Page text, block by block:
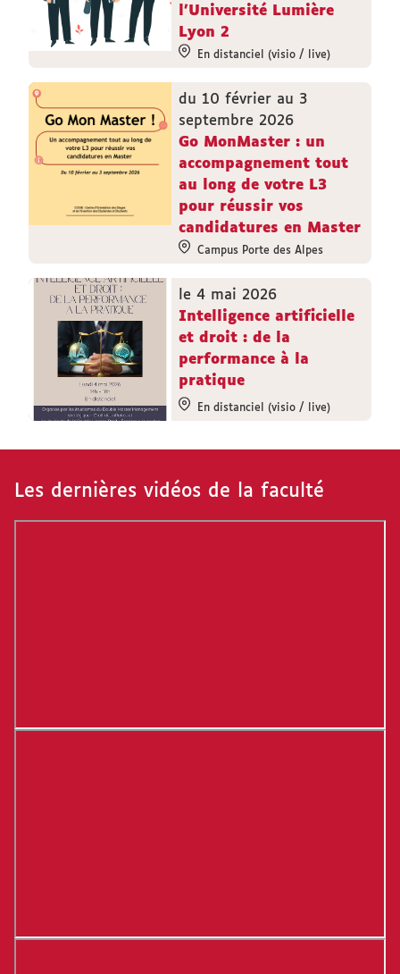
l'Université Lumière
Lyon 2
En distanciel (visio / live)
du 10 février au 3
septembre 2026
Go MonMaster : un
accompagnement tout
au long de votre L3
pour réussir vos
candidatures en Master
Campus Porte des Alpes
le 4 mai 2026
Intelligence artificielle
et droit : de la
performance à la
pratique
En distanciel (visio / live)
Les dernières vidéos de la faculté